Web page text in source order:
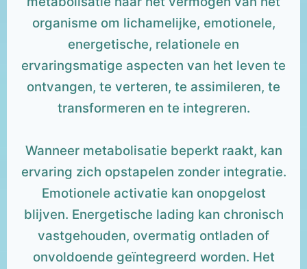
organisme om lichamelijke, emotionele,
energetische, relationele en
ervaringsmatige aspecten van het leven te
ontvangen, te verteren, te assimileren, te
transformeren en te integreren.
Wanneer metabolisatie beperkt raakt, kan
ervaring zich opstapelen zonder integratie.
Emotionele activatie kan onopgelost
blijven. Energetische lading kan chronisch
vastgehouden, overmatig ontladen of
onvoldoende geïntegreerd worden. Het